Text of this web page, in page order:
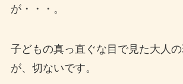
が・・・。
子どもの真っ直ぐな目で見た大人
が、切ないです。